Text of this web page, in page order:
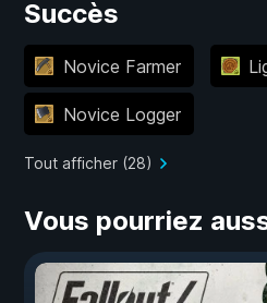
Succès
Novice Farmer
Novice Logger
Tout afficher (28)
Vous pourriez